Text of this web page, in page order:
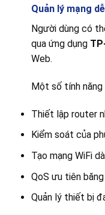
Quản lý mạng
Người dùng có
qua ứng dụng
Web.
Một số tính năng
Thiết lập router
Kiểm soát của
Tạo mạng WiFi
QoS ưu tiên
Quản lý thiết bị